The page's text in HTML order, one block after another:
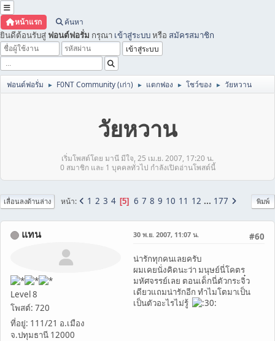
หน้าแรก ค้นหา
ยินดีต้อนรับสู่ ฟอนต์ฟอรั่ม กรุณา เข้าสู่ระบบหรือ สมัครสมาชิก
ฟอนต์ฟอรั่ม ► F0NT Community (เก่า) ► แตกฟอง ► โชว์ของ ► วัยหวาน
วัยหวาน
เริ่มโพสต์โดย มานี มีใจ, 25 เม.ย. 2007, 17:20 น.
0 สมาชิก และ 1 บุคคลทั่วไป กำลังเปิดอ่านโพสต์นี้
พิมพ์
เลื่อนลงด้านล่าง หน้า 1 2 3 4 5 6 7 8 9 10 11 12 ... 177
แทน
Level 8
โพสต์: 720
ที่อยู่: 111/21 อ.เมือง
จ.ปทุมธานี 12000
#60
30 พ.ย. 2007, 11:07 น.
น่ารักทุกคนเลยครับ
ผมเคยนั่งคิดนะว่า มนุษย์นี่โคตร
มหัศจรรย์เลย ตอนเด็กนี่ตัวกระจิ๋ว
เดียวแถมน่ารักอีก ทำไมโตมาเป็น
เป็นตัวอะไรไม่รู้